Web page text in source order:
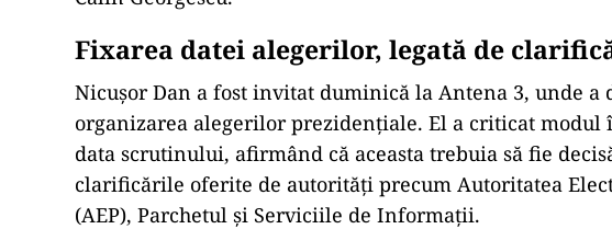
Fixarea datei alegerilor, legată de
Nicușor Dan a fost invitat duminică la Antena 3, unde a
organizarea alegerilor prezidențiale. El a criticat modul
data scrutinului, afirmând că aceasta trebuia să fie
clarificările oferite de autorități precum Autoritatea
(AEP), Parchetul și Serviciile de Informații.